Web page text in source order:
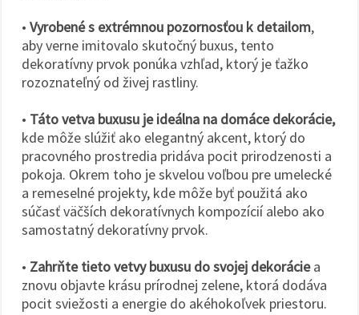
• Vyrobené s extrémnou pozornosťou k detailom,
aby verne imitovalo skutočný buxus, tento
dekoratívny prvok ponúka vzhľad, ktorý je ťažko
rozoznateľný od živej rastliny.
• Táto vetva buxusu je ideálna na domáce dekorácie,
kde môže slúžiť ako elegantný akcent, ktorý do
pracovného prostredia pridáva pocit prirodzenosti a
pokoja. Okrem toho je skvelou voľbou pre umelecké
a remeselné projekty, kde môže byť použitá ako
súčasť väčších dekoratívnych kompozícií alebo ako
samostatný dekoratívny prvok.
• Zahrňte tieto vetvy buxusu do svojej dekoráciea
znovu objavte krásu prírodnej zelene, ktorá dodáva
pocit sviežosti a energie do akéhokoľvek priestoru.